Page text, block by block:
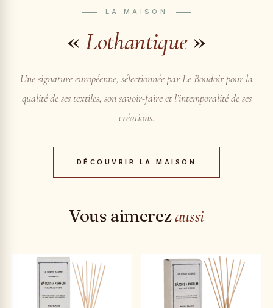
LA MAISON
«Lothantique»
Une signature européenne, sélectionnée par Le Boudoir pour la
qualité de ses textiles, son savoir-faire et l’intemporalité de ses
créations.
DÉCOUVRIR LA MAISON
Vous aimerezaussi